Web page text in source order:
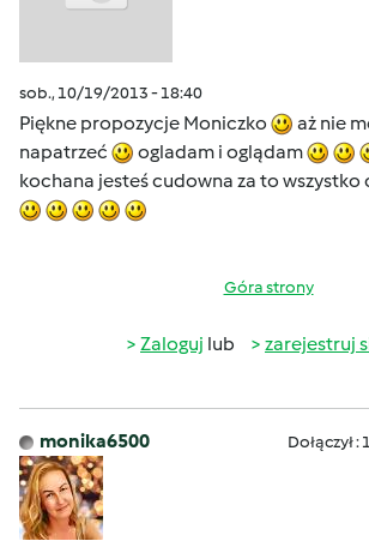
sob., 10/19/2013 - 18:40
Piękne propozycje Moniczko
aż nie
napatrzeć
ogladam i oglądam
kochana jesteś cudowna za to wszystko
Góra strony
Zaloguj lub zarejestruj
monika6500 Dołączył